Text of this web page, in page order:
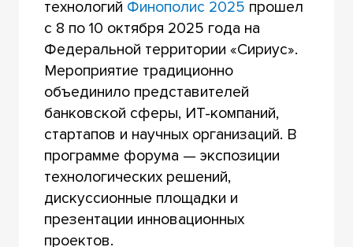
технологий Финополис 2025 прошел
с 8 по 10 октября 2025 года на
Федеральной территории «Сириус».
Мероприятие традиционно
объединило представителей
банковской сферы, ИТ-компаний,
стартапов и научных организаций. В
программе форума — экспозиции
технологических решений,
дискуссионные площадки и
презентации инновационных
проектов.